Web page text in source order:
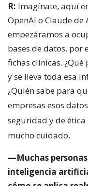
R: Imagínate, aquí
OpenAI o Claude
empezáramos a
bases de datos, por
fichas clínicas. ¿Qué
y se lleva toda esa
¿Quién sabe para
empresas esos
seguridad y de
mucho cuidado.
—Muchas
inteligencia